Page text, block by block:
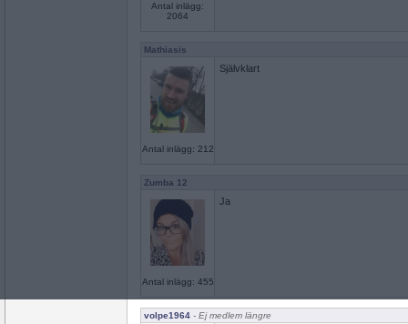
Antal inlägg:
2064
Mathiasis
Antal inlägg: 212
Självklart
Zumba 12
Antal inlägg: 455
Ja
volpe1964 - Ej medlem längre